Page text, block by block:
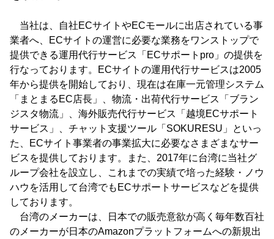
当社は、自社ECサイトやECモールに出店されている事
業者へ、ECサイトの運営に必要な業務をワンストップで
提供できる運用代行サービス「ECサポートpro」の提供を
行なっております。ECサイトの運用代行サービスは2005
年から提供を開始しており、現在は在庫一元管理システム
「まとまるEC店長」、物流・出荷代行サービス「ブラン
ジスタ物流」、海外販売代行サービス「越境ECサポート
サービス」、チャット支援ツール「SOKURESU」といっ
た、ECサイト事業者の事業拡大に必要なさまざまなサー
ビスを提供しております。また、2017年に台湾に当社グ
ループ会社を設立し、これまでの実績で培った経験・ノウ
ハウを活用して台湾でもECサポートサービスなどを提供
しております。
台湾のメーカーは、日本での販売意欲が高く毎年数百社
のメーカーが日本のAmazonプラットフォームへの新規出